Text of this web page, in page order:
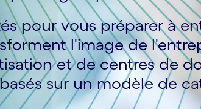
pour vous préparer à
l'image de
et de centres de
sur un modèle de